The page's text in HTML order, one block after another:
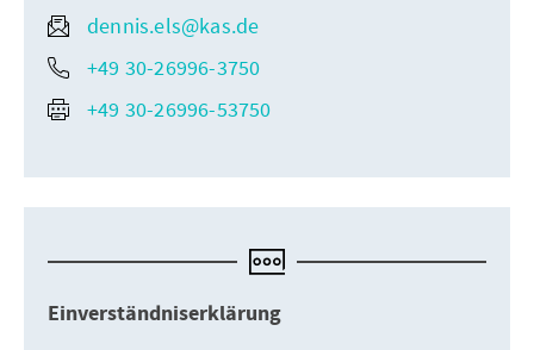
dennis.els@kas.de
+49 30-26996-3750
+49 30-26996-53750
Einverständniserklärung